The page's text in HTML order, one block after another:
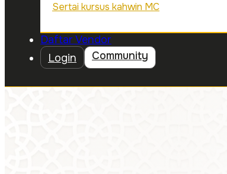
Sertai kursus kahwin MC
Daftar Vendor
Login
Community